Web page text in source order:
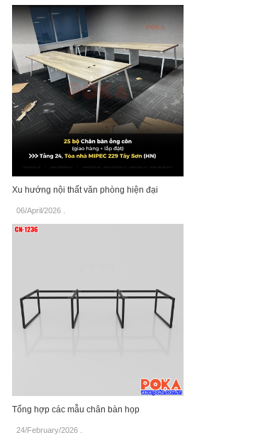
Xu hướng nội thất văn phòng hiện đại
06/April/2026.
Tổng hợp các mẫu chân bàn họp
24/February/2026.